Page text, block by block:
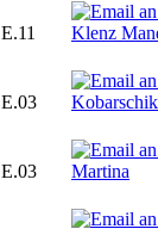
E.11
E.03
E.03